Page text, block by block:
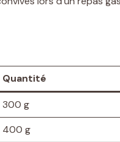
Quantité
300 g
400 g